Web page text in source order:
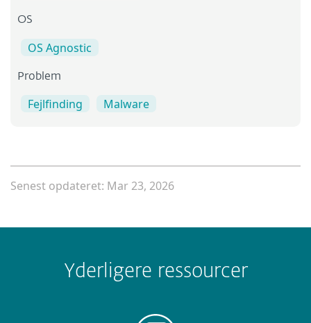
OS
OS Agnostic
Problem
Fejlfinding Malware
Senest opdateret: Mar 23, 2026
Yderligere ressourcer